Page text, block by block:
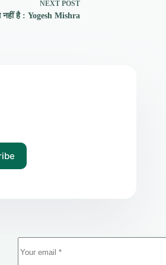
NEXT POST
नहीं है : Yogesh Mishra